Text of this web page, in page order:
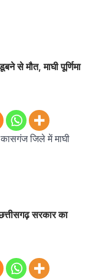
से मौत, माघी पूर्णिमा
जिले में माघी
सरकार का